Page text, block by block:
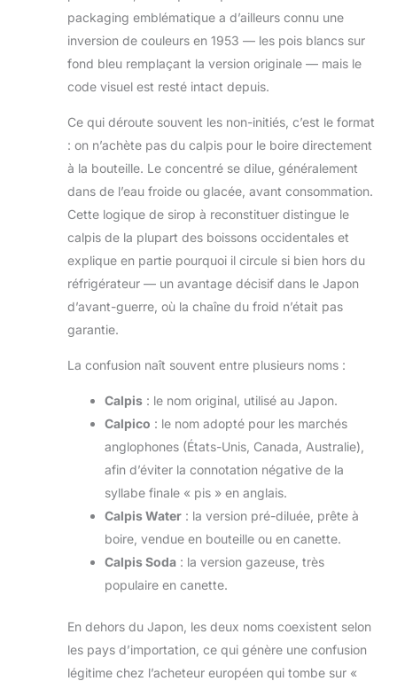
packaging emblématique a d’ailleurs connu une
inversion de couleurs en 1953 — les pois blancs sur
fond bleu remplaçant la version originale — mais le
code visuel est resté intact depuis.
Ce qui déroute souvent les non-initiés, c’est le format
: on n’achète pas du calpis pour le boire directement
à la bouteille. Le concentré se dilue, généralement
dans de l’eau froide ou glacée, avant consommation.
Cette logique de sirop à reconstituer distingue le
calpis de la plupart des boissons occidentales et
explique en partie pourquoi il circule si bien hors du
réfrigérateur — un avantage décisif dans le Japon
d’avant-guerre, où la chaîne du froid n’était pas
garantie.
La confusion naît souvent entre plusieurs noms :
Calpis : le nom original, utilisé au Japon.
Calpico : le nom adopté pour les marchés
anglophones (États-Unis, Canada, Australie),
afin d’éviter la connotation négative de la
syllabe finale « pis » en anglais.
Calpis Water : la version pré-diluée, prête à
boire, vendue en bouteille ou en canette.
Calpis Soda : la version gazeuse, très
populaire en canette.
En dehors du Japon, les deux noms coexistent selon
les pays d’importation, ce qui génère une confusion
légitime chez l’acheteur européen qui tombe sur «